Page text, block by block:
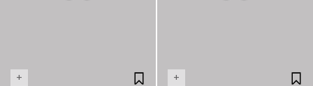
+ +